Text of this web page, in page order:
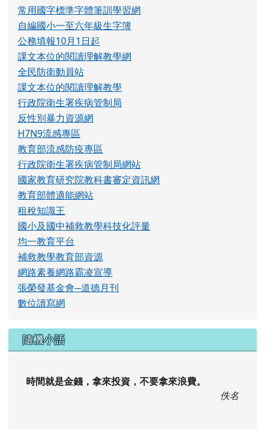
人權大步走專區(每半年成果一次)
常用國字標準字體筆訓學習網
自編國小一至六年級生字簿
公務填報10月1日起
課文本位的閱讀理解教學網
全民防衛動員站
課文本位的閱讀理解教學
行政院衛生署疾病管制局
反性別暴力資源網
H7N9流感專區
教育部流感防疫專區
行政院衛生署疾病管制局網站
國家教育研究院教科書審定資訊網
教育部體適能網站
租稅知識王
國小及國中補救教學科技化評量
均一教育平台
補救教學教育部資源
網路素養網路霸凌宣導
張榮發基金會─道德月刊
隨機小語